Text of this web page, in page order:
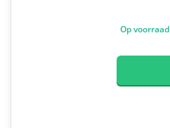
Op voorraad